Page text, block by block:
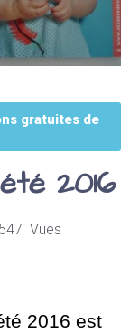
gratuites de
2016
Vues
2016 est